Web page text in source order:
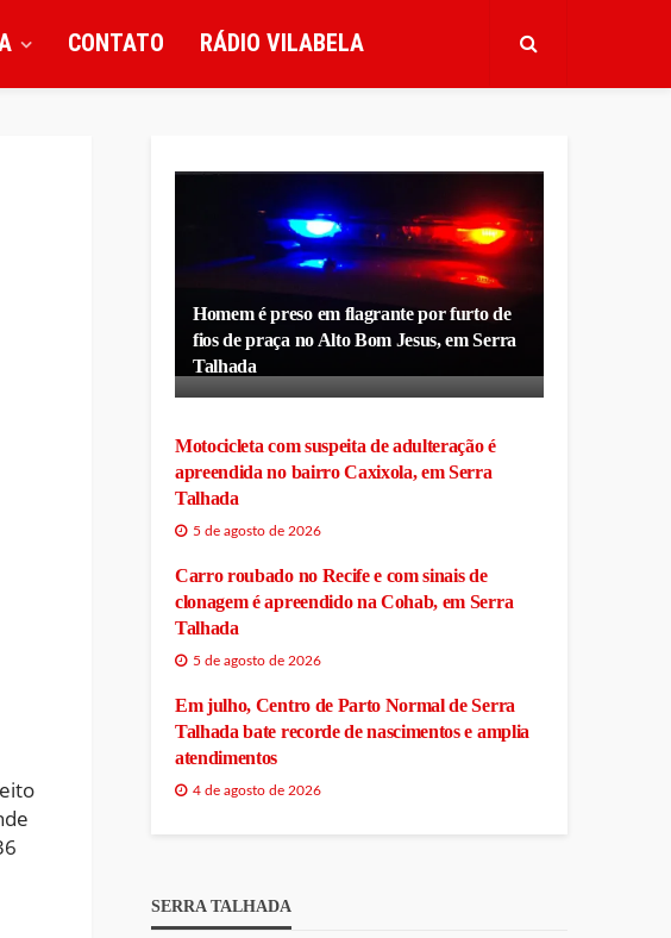
CONTATO RÁDIO VILABELA
Homem é preso em flagrante por furto de
fios de praça no Alto Bom Jesus, em Serra
Talhada
Motocicleta com suspeita de adulteração é
apreendida no bairro Caxixola, em Serra
Talhada
5 de agosto de 2026
Carro roubado no Recife e com sinais de
clonagem é apreendido na Cohab, em Serra
Talhada
5 de agosto de 2026
Em julho, Centro de Parto Normal de Serra
Talhada bate recorde de nascimentos e amplia
atendimentos
4 de agosto de 2026
SERRA TALHADA